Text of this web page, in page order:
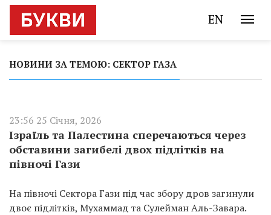
EN
НОВИНИ ЗА ТЕМОЮ: СЕКТОР ГАЗА
23:56 25 Січня, 2026
Ізраїль та Палестина сперечаються через
обставини загибелі двох підлітків на
півночі Гази
На півночі Сектора Гази під час збору дров загинули
двоє підлітків, Мухаммад та Сулейман Аль-Завара.